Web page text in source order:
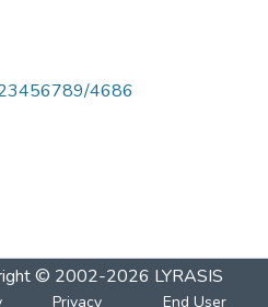
4686
© 2002-2026 LYRASIS
Privacy End User